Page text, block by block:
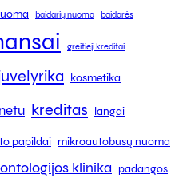
baidarių nuoma baidarės
greitieji kreditai
kosmetika
kreditas langai
papildai mikroautobusų nuoma
klinika padangos